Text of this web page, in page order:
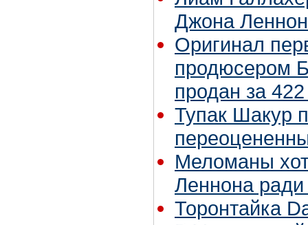
Джона
Оригинал
продюсером
продан за
Тупак Шакур
Меломаны
Леннона
Торонтайка